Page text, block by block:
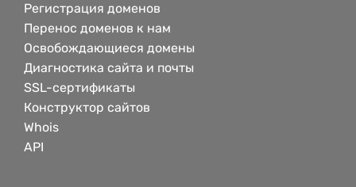
Регистрация доменов
Перенос доменов к нам
Освобождающиеся домены
Диагностика сайта и почты
SSL-сертификаты
Конструктор сайтов
Whois
API